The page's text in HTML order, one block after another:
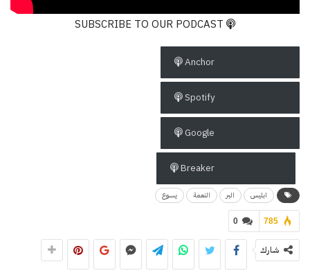
SUBSCRIBE TO OUR PODCAST
Anchor
Spotify
Google
Breaker
ابليس البر النعمة يسوع
0 785
شارك